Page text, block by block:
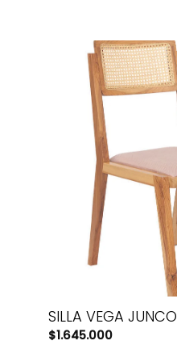
SILLA VEGA JUNCO
$1.645.000